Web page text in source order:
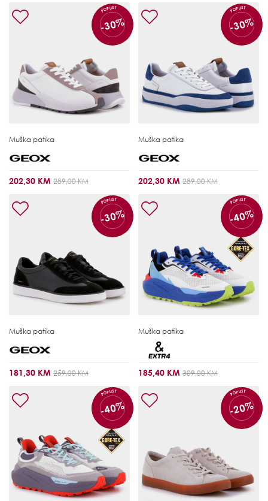
POPUST
-30%
Muška patika
202,30 KM 289,00 KM
POPUST
-30%
Muška patika
202,30 KM 289,00 KM
POPUST
-30%
Muška patika
181,30 KM 259,00 KM
POPUST
-40%
Muška patika
185,40 KM 309,00 KM
POPUST
-40%
POPUST
-20%